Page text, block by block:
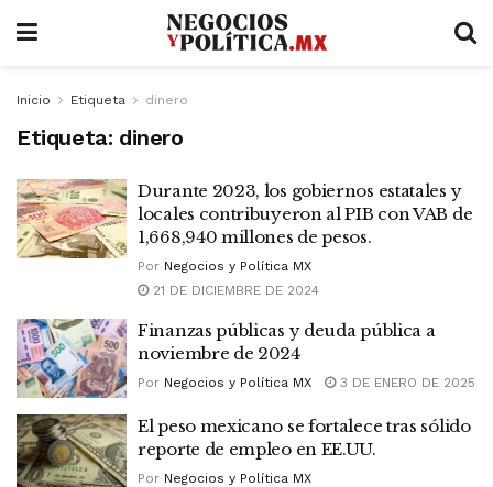
Inicio Etiqueta dinero
Etiqueta: dinero
Durante 2023, los gobiernos estatales y
locales contribuyeron al PIB con VAB de
1,668,940 millones de pesos.
Por Negocios y Política MX
21 DE DICIEMBRE DE 2024
Finanzas públicas y deuda pública a
noviembre de 2024
Por Negocios y Política MX 3 DE ENERO DE 2025
El peso mexicano se fortalece tras sólido
reporte de empleo en EE.UU.
Por Negocios y Política MX